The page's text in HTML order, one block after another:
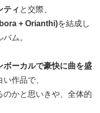
ティ と交際、
+ Orianthi)を結成し
ム。
ボーカルで豪快に曲を盛
作品で、
のかと思いきや、全体的